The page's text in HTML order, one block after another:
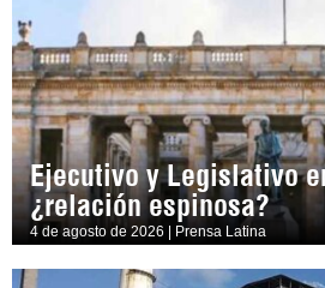
Ejecutivo y Legislativo
¿relación espinosa?
4 de agosto de 2026 | Prensa Latina